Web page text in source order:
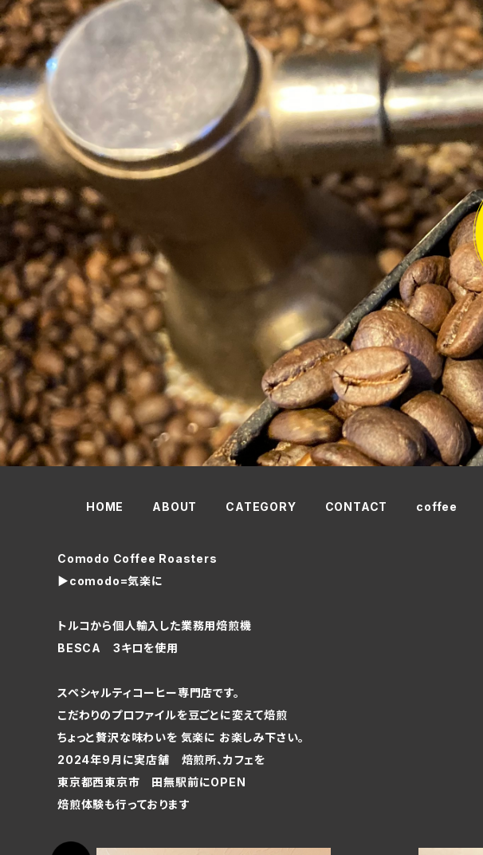
HOME ABOUT CATEGORY CONTACT coffee
Comodo Coffee Roasters
▶comodo=気楽に
トルコから個人輸入した業務用焙煎機
BESCA 3キロを使用
スペシャルティコーヒー専門店です。
こだわりのプロファイルを豆ごとに変えて焙煎
ちょっと贅沢な味わいを 気楽に お楽しみ下さい。
2024年9月に実店舗 焙煎所、カフェを
東京都西東京市 田無駅前にOPEN
焙煎体験も行っております